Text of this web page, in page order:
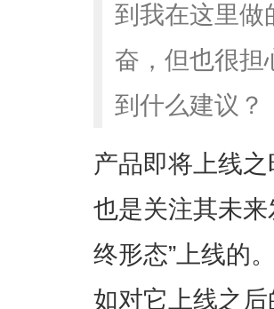
到我在这里做
奋，但也很担
到什么建议？
产品即将上线
也是关注其未
终形态”上线的
如对它上线之